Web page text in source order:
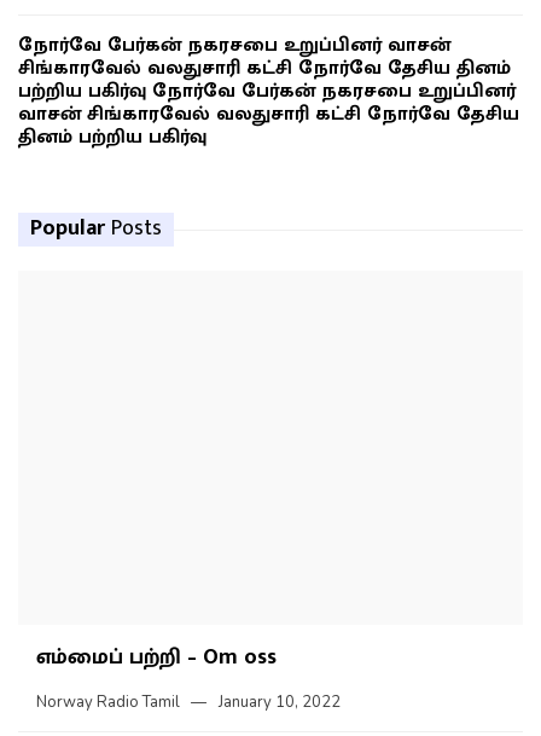
நோர்வே பேர்கன் நகரசபை உறுப்பினர் வாசன்
சிங்காரவேல் வலதுசாரி கட்சி நோர்வே தேசிய தினம்
பற்றிய பகிர்வு நோர்வே பேர்கன் நகரசபை உறுப்பினர்
வாசன் சிங்காரவேல் வலதுசாரி கட்சி நோர்வே தேசிய
தினம் பற்றிய பகிர்வு
Popular Posts
எம்மைப் பற்றி – Om oss
Norway Radio Tamil January 10, 2022